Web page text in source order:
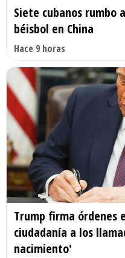
Siete cubanos rumbo
béisbol en China
Hace 9 horas
Trump firma órdenes
ciudadanía a los
nacimiento'